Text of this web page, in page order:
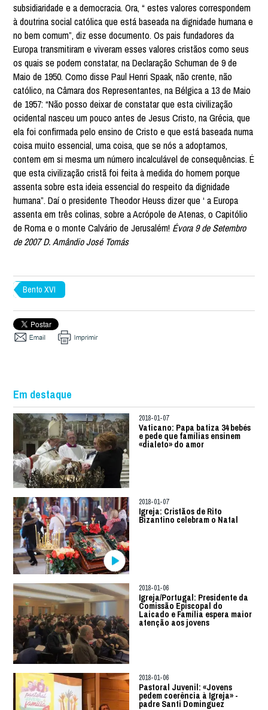
subsidiaridade e a democracia. Ora, “ estes valores correspondem
à doutrina social católica que está baseada na dignidade humana e
no bem comum”, diz esse documento. Os pais fundadores da
Europa transmitiram e viveram esses valores cristãos como seus
os quais se podem constatar, na Declaração Schuman de 9 de
Maio de 1950. Como disse Paul Henri Spaak, não crente, não
católico, na Câmara dos Representantes, na Bélgica a 13 de Maio
de 1957: “Não posso deixar de constatar que esta civilização
ocidental nasceu um pouco antes de Jesus Cristo, na Grécia, que
ela foi confirmada pelo ensino de Cristo e que está baseada numa
coisa muito essencial, uma coisa, que se nós a adoptamos,
contem em si mesma um número incalculável de consequências. É
que esta civilização cristã foi feita à medida do homem porque
assenta sobre esta ideia essencial do respeito da dignidade
humana”. Daí o presidente Theodor Heuss dizer que ‘ a Europa
assenta em três colinas, sobre a Acrópole de Atenas, o Capitólio
de Roma e o monte Calvário de Jerusalém! Évora 9 de Setembro
de 2007 D. Amândio José Tomás
Bento XVI
Em destaque
2018-01-07
Vaticano: Papa batiza 34 bebés
e pede que famílias ensinem
«dialeto» do amor
2018-01-07
Igreja: Cristãos de Rito
Bizantino celebram o Natal
2018-01-06
Igreja/Portugal: Presidente da
Comissão Episcopal do
Laicado e Família espera maior
atenção aos jovens
2018-01-06
Pastoral Juvenil: «Jovens
pedem coerência à Igreja» -
padre Santi Dominguez